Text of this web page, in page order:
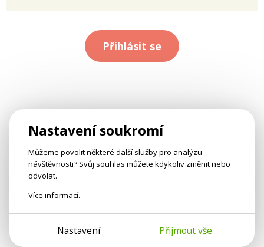
Přihlásit se
Nastavení soukromí
Můžeme povolit některé další služby pro analýzu
návštěvnosti? Svůj souhlas můžete kdykoliv změnit nebo
odvolat.
Více informací.
Nastavení Přijmout vše